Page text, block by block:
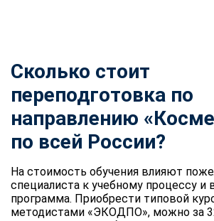
Сколько стоит
переподготовка по
направлению
по всей России?
На стоимость обучения влияют
специалиста к учебному процессу и
программа. Приобрести типовой
методистами «ЭКОДПО», можно за